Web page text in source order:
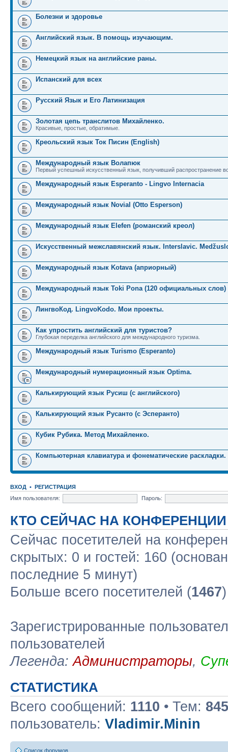
Болезни и здоровье
Английский язык. В помощь изучающим.
Немецкий язык на английские раны.
Испанский для всех
Русский Язык и Его Латинизация
Золотая цепь транслитов Михайленко.
Красивые, простые, обратимые.
Креольский язык Ток Писин (English)
Международный язык Волапюк
Первый успешный искусственный язык, получивший распространение
Международный язык Esperanto - Lingvo Internacia
Международный язык Novial (Otto Esperson)
Международный язык Elefen (романский креол)
Искусственный межславянский язык. Interslavic.
Международный язык Kotava (априорный)
Международный язык Toki Pona (120 официальных слов)
ЛингвоКод. LingvoKodo. Мои проекты.
Как упростить английский для туристов?
Глубокая переделка английского для международного туризма.
Международный язык Turismo (Esperanto)
Международный нумерационный язык Optima.
Калькирующий язык Русиш (с английского)
Калькирующий язык Русанто (с Эсперанто)
Кубик Рубика. Метод Михайленко.
Компьютерная клавиатура и фонематические раскладки.
ВХОД • РЕГИСТРАЦИЯ
Имя пользователя:
Пароль:
КТО СЕЙЧАС НА КОНФЕРЕНЦИИ
Сейчас посетителей на
скрытых: 0 и гостей: 160
последние 5 минут)
Больше всего посетителей (1467
Зарегистрированные
пользователей
Легенда:Администраторы,
СТАТИСТИКА
Всего сообщений: 1110 • Тем: 845
пользователь: Vladimir.Minin
Список форумов